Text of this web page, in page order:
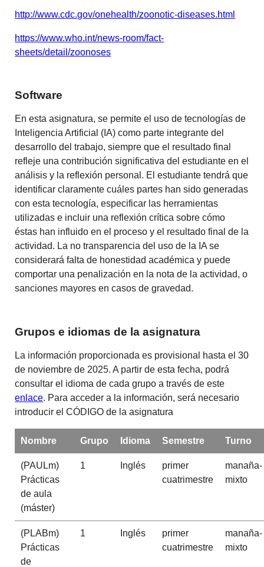
http://www.cdc.gov/onehealth/zoonotic-diseases.html
https://www.who.int/news-room/fact-
sheets/detail/zoonoses
Software
En esta asignatura, se permite el uso de tecnologías de
Inteligencia Artificial (IA) como parte integrante del
desarrollo del trabajo, siempre que el resultado final
refleje una contribución significativa del estudiante en el
análisis y la reflexión personal. El estudiante tendrá que
identificar claramente cuáles partes han sido generadas
con esta tecnología, especificar las herramientas
utilizadas e incluir una reflexión crítica sobre cómo
éstas han influido en el proceso y el resultado final de la
actividad. La no transparencia del uso de la IA se
considerará falta de honestidad académica y puede
comportar una penalización en la nota de la actividad, o
sanciones mayores en casos de gravedad.
Grupos e idiomas de la asignatura
La información proporcionada es provisional hasta el 30
de noviembre de 2025. A partir de esta fecha, podrá
consultar el idioma de cada grupo a través de este
enlace. Para acceder a la información, será necesario
introducir el CÓDIGO de la asignatura
Nombre Grupo Idioma Semestre Turno
(PAULm)
Prácticas
de aula
(máster)
1 Inglés
primer
cuatrimestre
manaña-
mixto
(PLABm)
Prácticas
de
1 Inglés
primer
cuatrimestre
manaña-
mixto